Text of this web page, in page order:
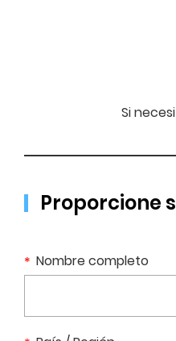
Si
Proporcione
Nombre completo